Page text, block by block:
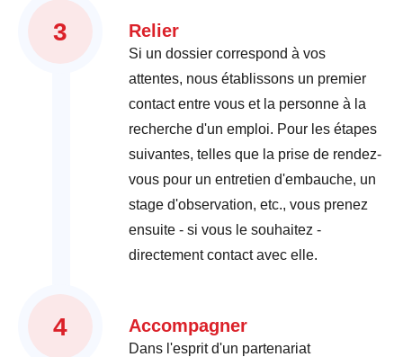
3 Relier
Si un dossier correspond à vos
attentes, nous établissons un premier
contact entre vous et la personne à la
recherche d'un emploi. Pour les étapes
suivantes, telles que la prise de rendez-
vous pour un entretien d'embauche, un
stage d'observation, etc., vous prenez
ensuite - si vous le souhaitez -
directement contact avec elle.
4 Accompagner
Dans l'esprit d'un partenariat